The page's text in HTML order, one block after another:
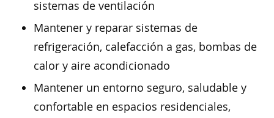
sistemas de ventilación
Mantener y reparar sistemas de
refrigeración, calefacción a gas, bombas de
calor y aire acondicionado
Mantener un entorno seguro, saludable y
confortable en espacios residenciales,